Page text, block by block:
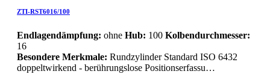
ZTI-RST6016/100
Endlagendämpfung: ohne Hub: 100 Kolbendurchmesser:
16
Besondere Merkmale: Rundzylinder Standard ISO 6432
doppeltwirkend - berührungslose Positionserfassu…